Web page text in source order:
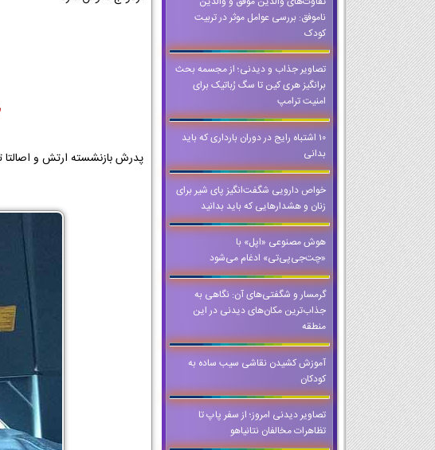
ناموفق: بررسی عوامل موثر در تربیت
کودک
تصاویر جذاب و دیدنی؛ از مجسمه بحث
برانگیز هری کین تا سگ رُباتیک برای
امنیت ترامپ
10 اشتباه رایج در دوران بارداری که باید
بدانی
خواص دارویی شگفت‌انگیز پای شیر برای
زنان و هشدارهایی که باید بدانید
هوش مصنوعی «اپل» با
«چت‌جی‌پی‌تی» ادغام می‌شود
گرمسار و شگفتی‌های آن: نگاهی به
جذاب‌ترین مکان‌های دیدنی در این
منطقه
آموزش کشیدن نقاشی سیب ساده به
کودکان
تصاویر دیدنی امروز؛ از سفر پاپ تا
تظاهرات مخالفان نتانیاهو
پدرش بازنشسته ارتش و اصالتا